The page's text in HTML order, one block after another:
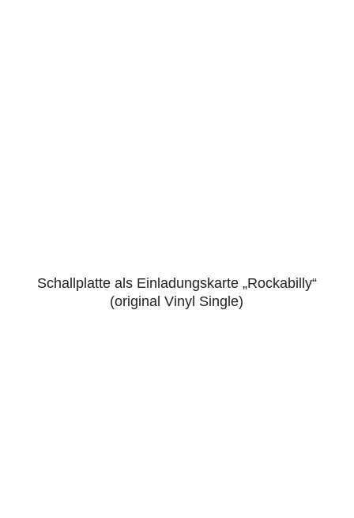
4.88
Schallplatte als Einladungskarte „Rockabilly“
(original Vinyl Single)